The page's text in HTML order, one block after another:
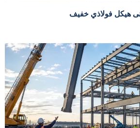
هيكل فولاذي خفيف